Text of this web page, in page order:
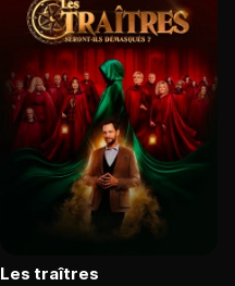
Les traîtres